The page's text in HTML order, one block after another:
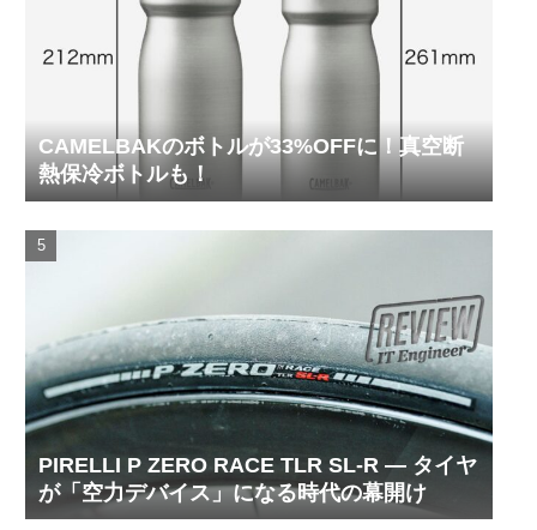
CAMELBAKのボトルが33%OFFに！真空断
熱保冷ボトルも！
PIRELLI P ZERO RACE TLR SL-R ― タイヤ
が「空力デバイス」になる時代の幕開け